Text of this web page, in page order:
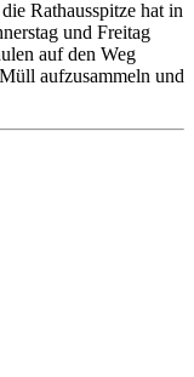
Rathausspitze hat in
und Freitag
auf den Weg
aufzusammeln und